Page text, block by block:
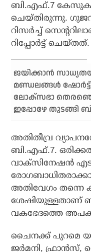
ബി.എഫ്.7 കേസുകള്‍
ചെയ്തിരുന്നു.
റിസര്‍ച്ച്
റിപ്പോര്‍ട്ട്
ജയിക്കാന്‍
മണ്ഡലങ്ങള്‍
ലോക്സഭാ
ഇപ്പോഴേ തുടങ്ങി
അതിതീവ്ര
ബി.എഫ്.7.
വാക്സിനേഷന്‍
അതിവേഗം തന്നെ
ശേഷിയുള്ളതാണ്
വകഭേദത്തെ
ചൈനക്ക് പുറമെ
ജര്‍മനി, ഫ്രാന്‍സ്,